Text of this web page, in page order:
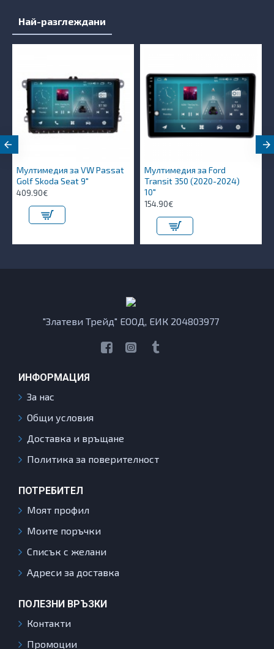
Най-разглеждани
Мултимедия за VW Passat
Golf Skoda Seat 9"
409.90€
Мултимедия за Ford
Transit 350 (2020-2024)
10″
154.90€
"Златеви Трейд" ЕООД, ЕИК 204803977
ИНФОРМАЦИЯ
За нас
Общи условия
Доставка и връщане
Политика за поверителност
ПОТРЕБИТЕЛ
Моят профил
Моите поръчки
Списък с желани
Адреси за доставка
ПОЛЕЗНИ ВРЪЗКИ
Контакти
Промоции